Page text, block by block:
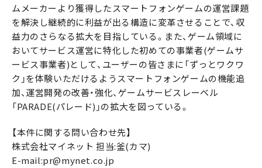
ムメーカーより獲得したスマートフォンゲームの運営課題
を解決し継続的に利益が出る構造に変革させることで、収
益力のさらなる拡大を目指している。また、ゲーム領域に
おいてサービス運営に特化した初めての事業者(ゲームサ
ービス事業者)として、ユーザーの皆さまに「ずっとワクワ
ク」を体験いただけるようスマートフォンゲームの機能追
加、運営開発の改善・強化、ゲームサービスレーベル
「PARADE(パレード)」の拡大を図っている。
【本件に関する問い合わせ先】
株式会社マイネット 担当:釜(カマ)
E-mail:pr@mynet.co.jp